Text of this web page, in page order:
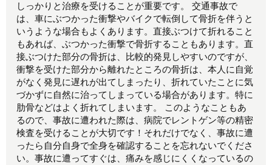
しっかりと治療を受けることが重要です。 交通事故で
は、車にぶつかった衝撃やバイクで転倒して骨折を伴うと
いうような場合もよくあります。直接ぶつけて折れること
もあれば、ぶつかった衝撃で骨折することもあります。直
接ぶつけた部分の骨折は、比較的発見しやすいのですが、
衝撃を受けた部分から離れたところの骨折は、本人に自覚
がなく発見に遅れが出てしまったり、折れていたことに気
づかずに自然に治ってしまっている場合があります。特に
肋骨などはよく折れてしまいます。 このようなこともあ
るので、事故に遭われた際は、病院でレントゲン等の精密
検査を受けることが大切です！それだけでなく、事故に遭
ったら自分自身で全身を確認することを忘れないでくださ
い。事故に遭ってすぐは、痛みを感じにくくなっているの